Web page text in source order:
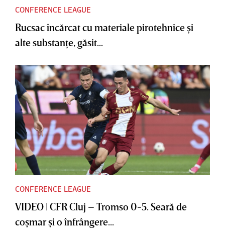
CONFERENCE LEAGUE
Rucsac încărcat cu materiale pirotehnice şi
alte substanţe, găsit...
CONFERENCE LEAGUE
VIDEO | CFR Cluj – Tromso 0-5. Seară de
coşmar şi o înfrângere...